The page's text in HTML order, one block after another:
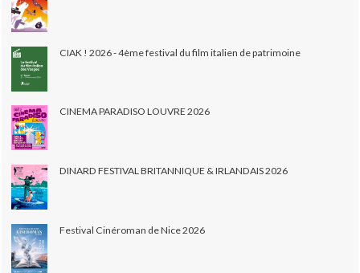
CIAK ! 2026 - 4ème festival du film italien de patrimoine
CINEMA PARADISO LOUVRE 2026
DINARD FESTIVAL BRITANNIQUE & IRLANDAIS 2026
Festival Cinéroman de Nice 2026